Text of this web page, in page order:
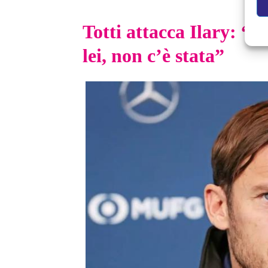
Totti attacca Ilary:
lei, non c’è stata”